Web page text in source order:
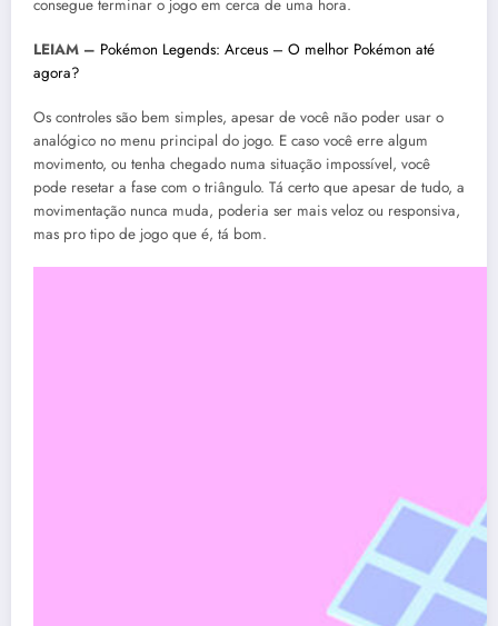
consegue terminar o jogo em cerca de uma hora.
LEIAM – Pokémon Legends: Arceus – O melhor Pokémon até
agora?
Os controles são bem simples, apesar de você não poder usar o
analógico no menu principal do jogo. E caso você erre algum
movimento, ou tenha chegado numa situação impossível, você
pode resetar a fase com o triângulo. Tá certo que apesar de tudo, a
movimentação nunca muda, poderia ser mais veloz ou responsiva,
mas pro tipo de jogo que é, tá bom.